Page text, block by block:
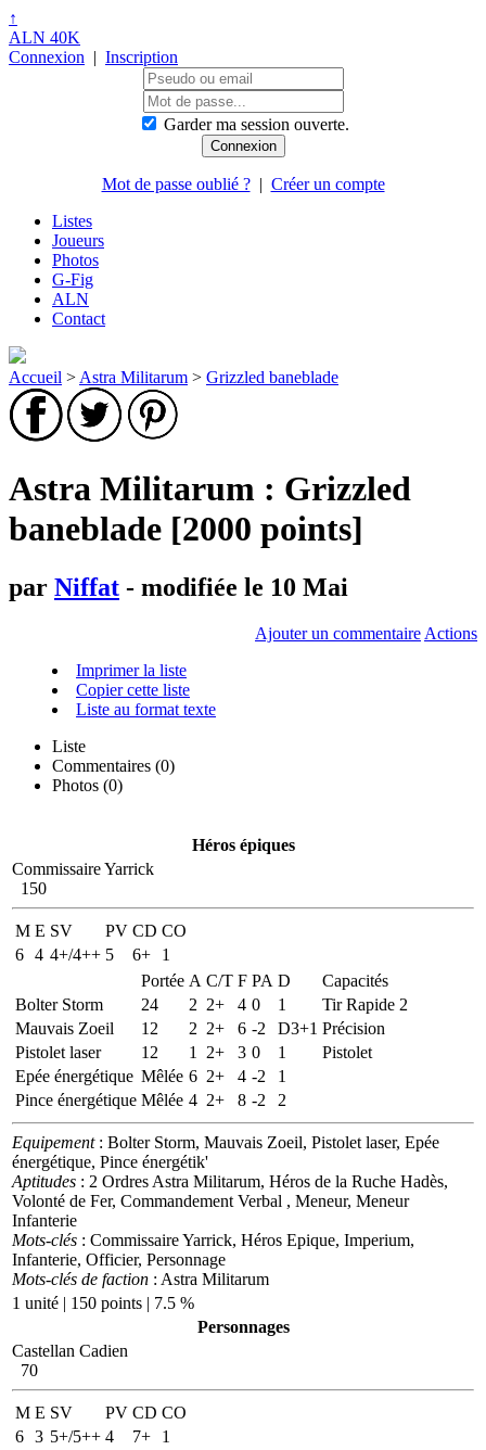
↑
ALN 40K
Connexion | Inscription
Garder ma session ouverte.
Mot de passe oublié ?| Créer un compte
Listes
Joueurs
Photos
G-Fig
ALN
Contact
Accueil > Astra Militarum > Grizzled baneblade
Astra Militarum : Grizzled
baneblade [2000 points]
par Niffat - modifiée le 10 Mai
Ajouter un commentaire Actions
Imprimer la liste
Copier cette liste
Liste au format texte
Liste
Commentaires (0)
Photos (0)
Héros épiques
Commissaire Yarrick
150
M E SV PV CD CO
6 4 4+/4++ 5 6+
1
Portée A C/T F PA D
Capacités
Bolter Storm
24 2 2+ 4 0 1
Tir Rapide 2
Mauvais Zoeil
12 2 2+ 6 -2 D3+1 Précision
Pistolet laser
12 1 2+ 3 0 1
Pistolet
Epée énergétique Mêlée 6 2+ 4 -2
1
Pince énergétique Mêlée 4 2+ 8 -2 2
Equipement: Bolter Storm, Mauvais Zoeil, Pistolet laser, Epée
énergétique, Pince énergétik'
Aptitudes : 2 Ordres Astra Militarum, Héros de la Ruche Hadès,
Volonté de Fer, Commandement Verbal , Meneur, Meneur
Infanterie
Mots-clés : Commissaire Yarrick, Héros Epique, Imperium,
Infanterie, Officier, Personnage
Mots-clés de faction : Astra Militarum
1 unité | 150 points | 7.5 %
Personnages
Castellan Cadien
70
M E SV PV CD CO
6 3 5+/5++ 4 7+
1